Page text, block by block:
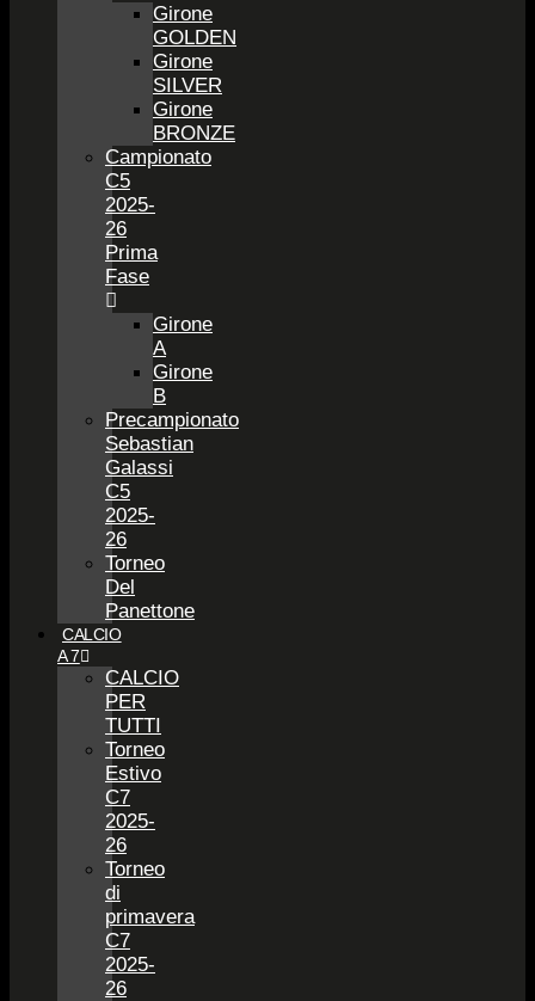
Girone
GOLDEN
Girone
SILVER
Girone
BRONZE
Campionato
C5
2025-
26
Prima
Fase
Girone
A
Girone
B
Precampionato
Sebastian
Galassi
C5
2025-
26
Torneo
Del
Panettone
CALCIO
A 7
CALCIO
PER
TUTTI
Torneo
Estivo
C7
2025-
26
Torneo
di
primavera
C7
2025-
26